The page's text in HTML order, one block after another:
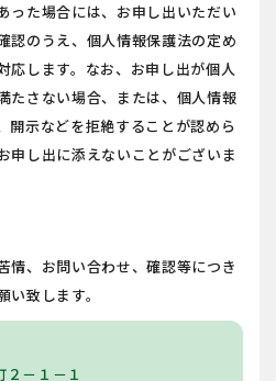
った場合には、お申し出いただい
認のうえ、個人情報保護法の定め
応します。なお、お申し出が個人
たさない場合、または、個人情報
開示などを拒絶することが認めら
申し出に添えないことがございま
情、お問い合わせ、確認等につき
致します。
－１－１